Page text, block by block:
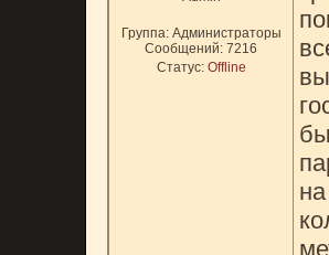
Группа: Администраторы
Сообщений: 7216
Статус: Offline